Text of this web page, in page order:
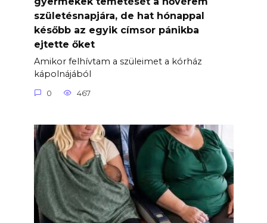
születésnapjára, de hat hónappal
később az egyik címsor pánikba
ejtette őket
Amikor felhívtam a szüleimet a kórház
kápolnájából
0 467